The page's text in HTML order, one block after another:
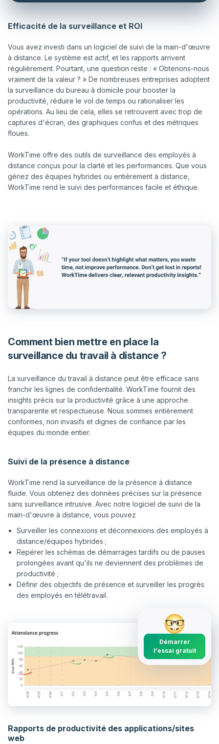
Efficacité de la surveillance et ROI
Vous avez investi dans un logiciel de suivi de la main-d'œuvre
à distance. Le système est actif, et les rapports arrivent
régulièrement. Pourtant, une question reste : « Obtenons-nous
vraiment de la valeur ? » De nombreuses entreprises adoptent
la surveillance du bureau à domicile pour booster la
productivité, réduire le vol de temps ou rationaliser les
opérations. Au lieu de cela, elles se retrouvent avec trop de
captures d'écran, des graphiques confus et des métriques
floues.
WorkTime offre des outils de surveillance des employés à
distance conçus pour la clarté et les performances. Que vous
gériez des équipes hybrides ou entièrement à distance,
WorkTime rend le suivi des performances facile et éthique.
Comment bien mettre en place la
surveillance du travail à distance ?
La surveillance du travail à distance peut être efficace sans
franchir les lignes de confidentialité. WorkTime fournit des
insights précis sur la productivité grâce à une approche
transparente et respectueuse. Nous sommes entièrement
conformes, non invasifs et dignes de confiance par les
équipes du monde entier.
Suivi de la présence à distance
WorkTime rend la surveillance de la présence à distance
fluide. Vous obtenez des données précises sur la présence
sans surveillance intrusive. Avec notre logiciel de suivi de la
Surveiller les connexions et déconnexions des employés à
distance/équipes hybrides ;
Repérer les schémas de démarrages tardifs ou de pauses
prolongées avant qu'ils ne deviennent des problèmes de
productivité ;
Définir des objectifs de présence et surveiller les progrès
des employés en télétravail.
Démarrer
l'essai gratuit
Rapports de productivité des applications/sites
web